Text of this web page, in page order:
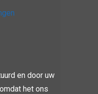
en door uw
het ons